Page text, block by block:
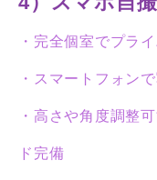
・完全個室でプラ
・スマートフォン
・高さや角度調整
ド完備